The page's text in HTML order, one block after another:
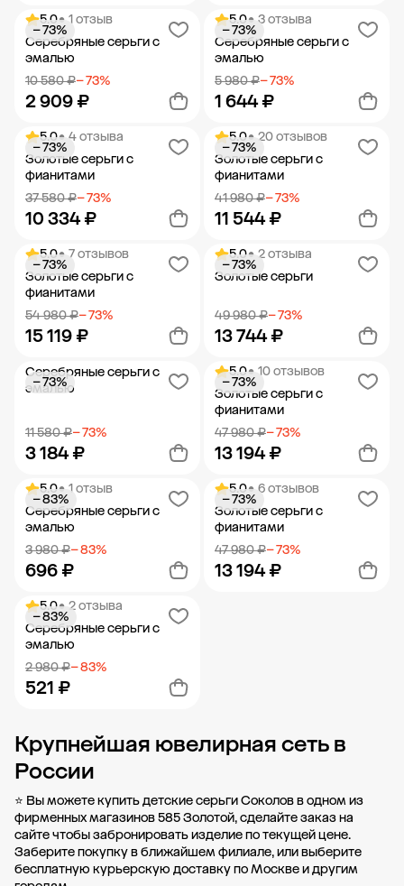
Добавить в корзину Добавить в корзину
5.0• 1 отзыв
Серебряные серьги с
эмалью
10 580 ₽− 73%
2 909 ₽
− 73%
Добавить в корзину
5.0• 3 отзыва
Серебряные серьги с
эмалью
5 980 ₽− 73%
1 644 ₽
− 73%
Добавить в корзину
5.0• 4 отзыва
Золотые серьги с
фианитами
37 580 ₽− 73%
10 334 ₽
− 73%
Добавить в корзину
5.0• 20 отзывов
Золотые серьги с
фианитами
41 980 ₽− 73%
11 544 ₽
− 73%
Добавить в корзину
5.0• 7 отзывов
Золотые серьги с
фианитами
54 980 ₽− 73%
15 119 ₽
− 73%
Добавить в корзину
5.0• 2 отзыва
Золотые серьги
49 980 ₽− 73%
13 744 ₽
− 73%
Добавить в корзину
Серебряные серьги с
эмалью
11 580 ₽− 73%
3 184 ₽
− 73%
Добавить в корзину
5.0• 10 отзывов
Золотые серьги с
фианитами
47 980 ₽− 73%
13 194 ₽
− 73%
Добавить в корзину
5.0• 1 отзыв
Серебряные серьги с
эмалью
3 980 ₽− 83%
696 ₽
− 83%
Добавить в корзину
5.0• 6 отзывов
Золотые серьги с
фианитами
47 980 ₽− 73%
13 194 ₽
− 73%
5.0• 2 отзыва
Серебряные серьги с
эмалью
2 980 ₽− 83%
521 ₽
− 83%
Добавить в корзину
Крупнейшая ювелирная сеть в
России
⭐ Вы можете купить детские серьги Соколов в одном из
фирменных магазинов 585 Золотой, сделайте заказ на
сайте чтобы забронировать изделие по текущей цене.
Заберите покупку вближайшем филиале, или выберите
бесплатную курьерскую доставку по Москве и другим